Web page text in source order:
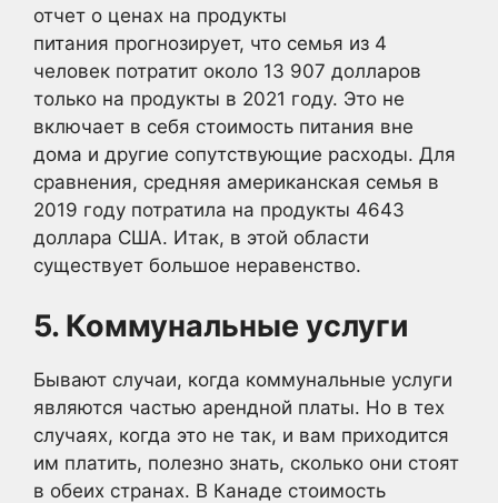
отчет о ценах на продукты
питания прогнозирует, что семья из 4
человек потратит около 13 907 долларов
только на продукты в 2021 году. Это не
включает в себя стоимость питания вне
дома и другие сопутствующие расходы. Для
сравнения, средняя американская семья в
2019 году потратила на продукты 4643
доллара США. Итак, в этой области
существует большое неравенство.
5. Коммунальные услуги
Бывают случаи, когда коммунальные услуги
являются частью арендной платы. Но в тех
случаях, когда это не так, и вам приходится
им платить, полезно знать, сколько они стоят
в обеих странах. В Канаде стоимость